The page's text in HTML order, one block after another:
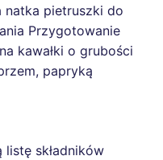
natka pietruszki do
Przygotowanie
kawałki o grubości
papryką
listę składników